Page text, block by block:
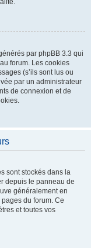
par phpBB 3.3 qui
forum. Les cookies
(s’ils sont lus ou
par un administrateur
de connexion et de
sont stockés dans la
depuis le panneau de
généralement en
du forum. Ce
et toutes vos